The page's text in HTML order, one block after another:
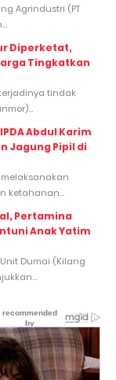
Agrindustri (PT
Diperketat,
Tingkatkan
tindak
Abdul Karim
Jagung Pipil di
melaksanakan
ketahanan...
Pertamina
Anak Yatim
Dumai (Kilang